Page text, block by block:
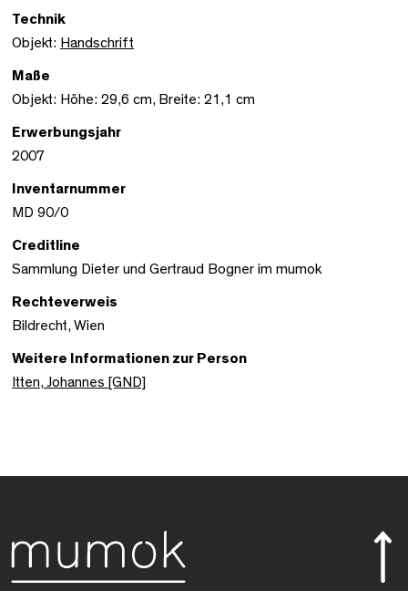
Technik
Objekt: Handschrift
Maße
Objekt: Höhe: 29,6 cm, Breite: 21,1 cm
Erwerbungsjahr
2007
Inventarnummer
MD 90/0
Creditline
Sammlung Dieter und Gertraud Bogner im mumok
Rechteverweis
Bildrecht, Wien
Weitere Informationen zur Person
Itten, Johannes [GND]